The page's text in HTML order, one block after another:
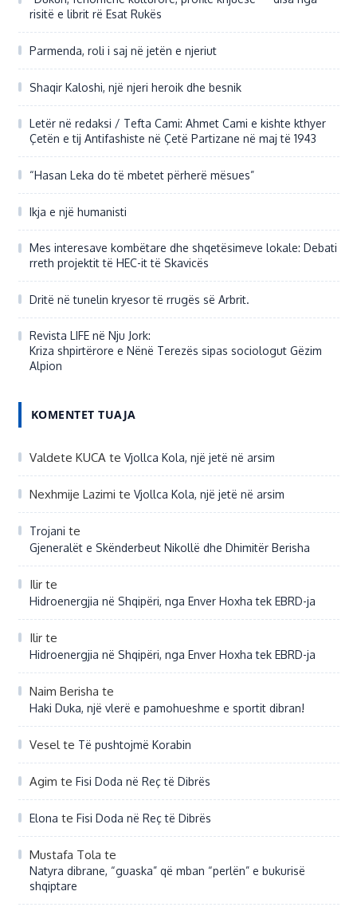
risitë e librit rë Esat Rukës
Parmenda, roli i saj në jetën e njeriut
Shaqir Kaloshi, një njeri heroik dhe besnik
Letër në redaksi / Tefta Cami: Ahmet Cami e kishte kthyer
Çetën e tij Antifashiste në Çetë Partizane në maj të 1943
“Hasan Leka do të mbetet përherë mësues”
Ikja e një humanisti
Mes interesave kombëtare dhe shqetësimeve lokale: Debati
rreth projektit të HEC-it të Skavicës
Dritë në tunelin kryesor të rrugës së Arbrit.
Revista LIFE në Nju Jork:
Kriza shpirtërore e Nënë Terezës sipas sociologut Gëzim
Alpion
KOMENTET TUAJA
Valdete KUCA te Vjollca Kola, një jetë në arsim
Nexhmije Lazimi te Vjollca Kola, një jetë në arsim
Trojani te
Gjeneralët e Skënderbeut Nikollë dhe Dhimitër Berisha
Ilirte
Hidroenergjia në Shqipëri, nga Enver Hoxha tek EBRD-ja
Ilirte
Hidroenergjia në Shqipëri, nga Enver Hoxha tek EBRD-ja
Naim Berisha te
Haki Duka, një vlerë e pamohueshme e sportit dibran!
Vesel te Të pushtojmë Korabin
Agim te Fisi Doda në Reç të Dibrës
Elona te Fisi Doda në Reç të Dibrës
Mustafa Tola te
Natyra dibrane, “guaska” që mban “perlën” e bukurisë
shqiptare